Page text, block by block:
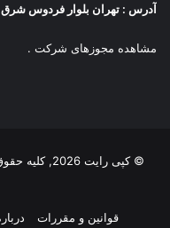
آدرس : تهران بلوار فردوس شرق
مشاهده مجوزهای شرکت .
© کپی رایت 2026, کلیه حقوق محفوظ است |
قوانین و مقررات